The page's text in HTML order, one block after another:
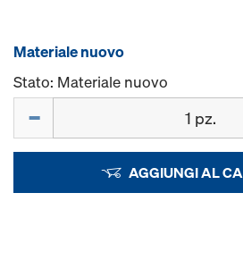
Materiale nuovo
Stato: Materiale nuovo
AGGIUNGI AL